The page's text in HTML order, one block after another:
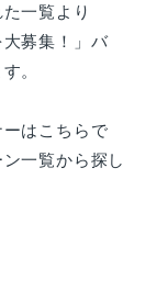
一覧より
大募集！」バ
。
はこちらで
一覧から探し